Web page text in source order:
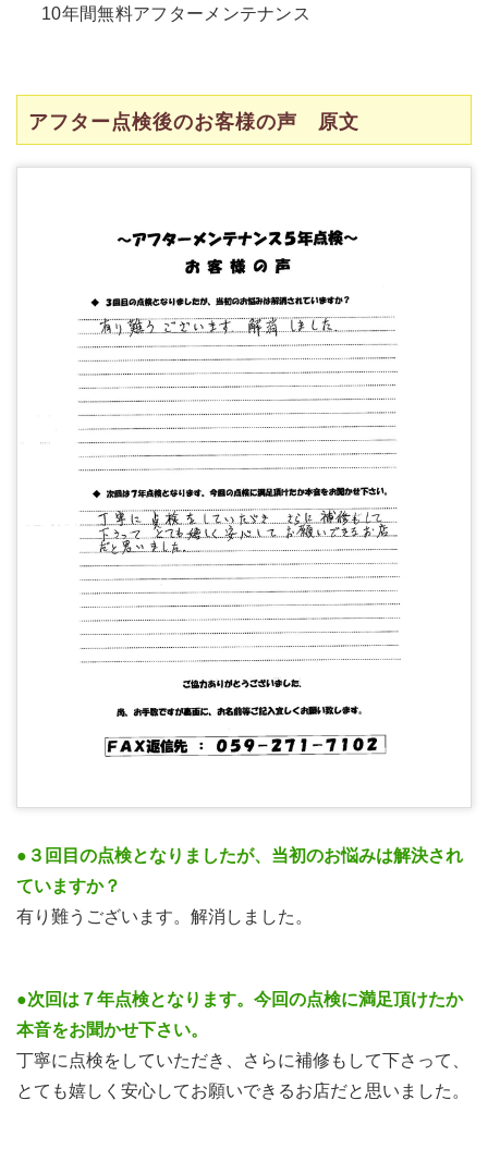
10年間無料アフターメンテナンス
アフター点検後のお客様の声 原文
●３回目の点検となりましたが、当初のお悩みは解決され
ていますか？
有り難うございます。解消しました。
●次回は７年点検となります。今回の点検に満足頂けたか
本音をお聞かせ下さい。
丁寧に点検をしていただき、さらに補修もして下さって、
とても嬉しく安心してお願いできるお店だと思いました。